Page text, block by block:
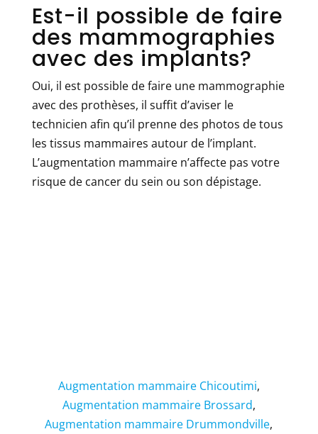
Est-il possible de faire
des mammographies
avec des implants?
Oui, il est possible de faire une mammographie
avec des prothèses, il suffit d’aviser le
technicien afin qu’il prenne des photos de tous
les tissus mammaires autour de l’implant.
L’augmentation mammaire n’affecte pas votre
risque de cancer du sein ou son dépistage.
Augmentation mammaire Chicoutimi,
Augmentation mammaire Brossard,
Augmentation mammaire Drummondville,